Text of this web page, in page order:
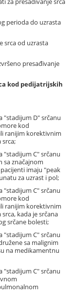
perioda do uzrasta
srca od uzrasta
presađivanje
kod pedijatrijskih
"stadijum D" srčanu
kod
ranijim korektivnim
"stadijum C" srčanu
sa značajnom
imaju "peak
za uzrast i pol;
"stadijum C" srčanu
kod
ranijim korektivnim
kada je srčana
srčane bolesti;
"stadijum C" srčanu
sa malignim
na medikamentnu
"stadijum C" srčanu